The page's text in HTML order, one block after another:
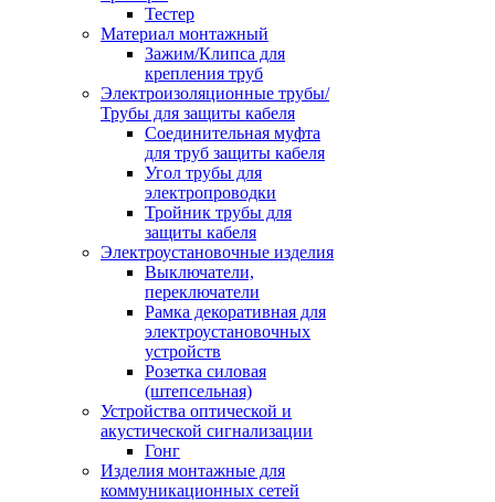
Тестер
Материал монтажный
Зажим/Клипса для
крепления труб
Электроизоляционные трубы/
Трубы для защиты кабеля
Соединительная муфта
для труб защиты кабеля
Угол трубы для
электропроводки
Тройник трубы для
защиты кабеля
Электроустановочные изделия
Выключатели,
переключатели
Рамка декоративная для
электроустановочных
устройств
Розетка силовая
(штепсельная)
Устройства оптической и
акустической сигнализации
Гонг
Изделия монтажные для
коммуникационных сетей